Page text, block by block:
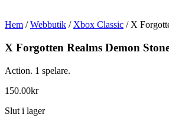
Hem /Webbutik / Xbox Classic / X
X Forgotten Realms Demon
Action. 1 spelare.
150.00kr
Slut i lager